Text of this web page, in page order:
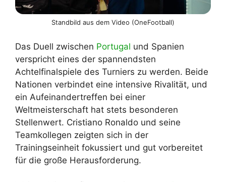
Standbild aus dem Video (OneFootball)
Das Duell zwischen Portugal und Spanien
verspricht eines der spannendsten
Achtelfinalspiele des Turniers zu werden. Beide
Nationen verbindet eine intensive Rivalität, und
ein Aufeinandertreffen bei einer
Weltmeisterschaft hat stets besonderen
Stellenwert. Cristiano Ronaldo und seine
Teamkollegen zeigten sich in der
Trainingseinheit fokussiert und gut vorbereitet
für die große Herausforderung.